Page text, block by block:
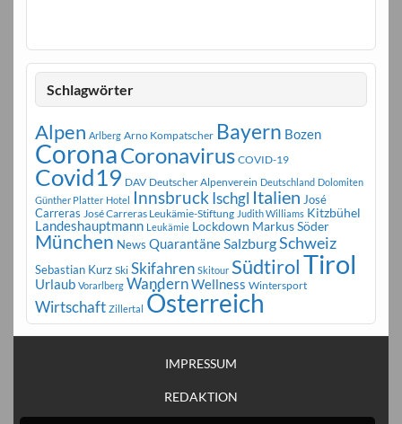
Schlagwörter
Alpen Arlberg Arno Kompatscher Bayern Bozen
CoronaCoronavirus COVID-19
Covid19 DAV Deutscher Alpenverein Deutschland Dolomiten
Günther Platter Hotel Innsbruck Ischgl Italien José
Carreras José Carreras Leukämie-Stiftung Judith Williams Kitzbühel
Landeshauptmann Leukämie Lockdown Markus Söder
München News Quarantäne SalzburgSchweiz
Sebastian Kurz Ski Skifahren Skitour SüdtirolTirol
Urlaub Vorarlberg WandernWellness Wintersport
Wirtschaft Zillertal Österreich
IMPRESSUM
REDAKTION